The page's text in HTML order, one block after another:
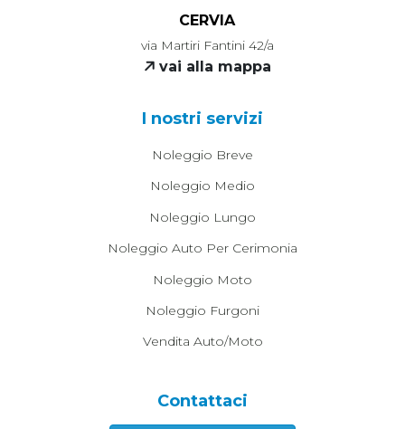
CERVIA
via Martiri Fantini 42/a
vai alla mappa
I nostri servizi
Noleggio Breve
Noleggio Medio
Noleggio Lungo
Noleggio Auto Per Cerimonia
Noleggio Moto
Noleggio Furgoni
Vendita Auto/moto
Contattaci